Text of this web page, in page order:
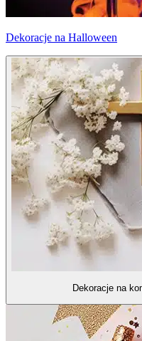
Dekoracje na Halloween
Dekoracje na